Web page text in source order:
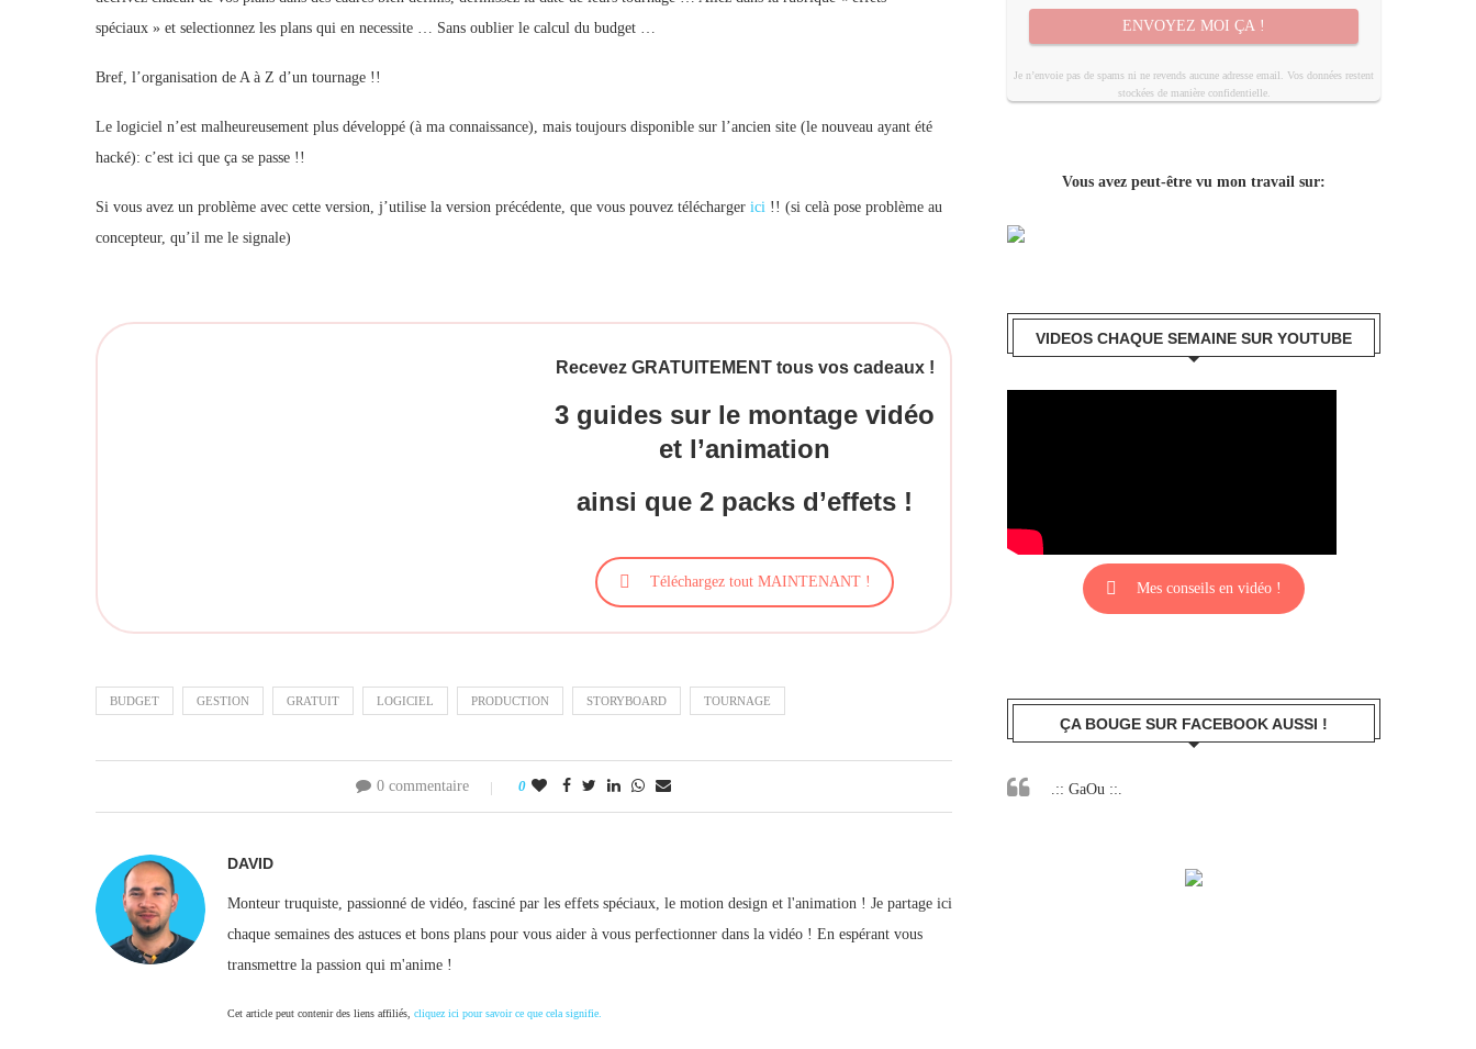
spéciaux » et selectionnez les plans qui en necessite … Sans oublier le calcul du budget …
Bref, l’organisation de A à Z d’un tournage !!
Le logiciel n’est malheureusement plus développé (à ma connaissance), mais toujours disponible sur l’ancien site (le nouveau ayant été
hacké): c’est ici que ça se passe !!
Si vous avez un problème avec cette version, j’utilise la version précédente, que vous pouvez télécharger ici !! (si celà pose problème au
concepteur, qu’il me le signale)
Recevez GRATUITEMENT tous vos cadeaux !
3 guides sur le montage vidéo
et l’animation
ainsi que 2 packs d’effets !
Téléchargez tout MAINTENANT !
BUDGET GESTION GRATUIT LOGICIEL PRODUCTION STORYBOARD TOURNAGE
0 commentaire 0
DAVID
Monteur truquiste, passionné de vidéo, fasciné par les effets spéciaux, le motion design et l'animation ! Je partage ici
chaque semaines des astuces et bons plans pour vous aider à vous perfectionner dans la vidéo ! En espérant vous
transmettre la passion qui m'anime !
Cet article peut contenir des liens affiliés, cliquez ici pour savoir ce que cela signifie.
ENVOYEZ MOI ÇA !
Je n’envoie pas de spams ni ne revends aucune adresse email. Vos données restent
stockées de manière confidentielle.
Vous avez peut-être vu mon travail sur:
VIDEOS CHAQUE SEMAINE SUR YOUTUBE
Mes conseils en vidéo !
ÇA BOUGE SUR FACEBOOK AUSSI !
.:: GaOu ::.